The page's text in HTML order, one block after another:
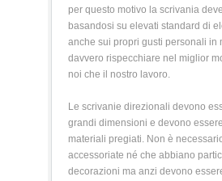
per questo motivo la scrivania
basandosi su elevati standard di
anche sui propri gusti personali in
davvero rispecchiare nel miglior
noi che il nostro lavoro.
Le scrivanie direzionali devono
grandi dimensioni e devono
materiali pregiati. Non è
accessoriate né che abbiano
decorazioni ma anzi devono